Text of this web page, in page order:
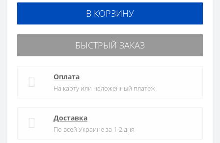
В КОРЗИНУ
БЫСТРЫЙ ЗАКАЗ
Оплата
На карту или наложенный платеж
Доставка
По всей Украине за 1-2 дня